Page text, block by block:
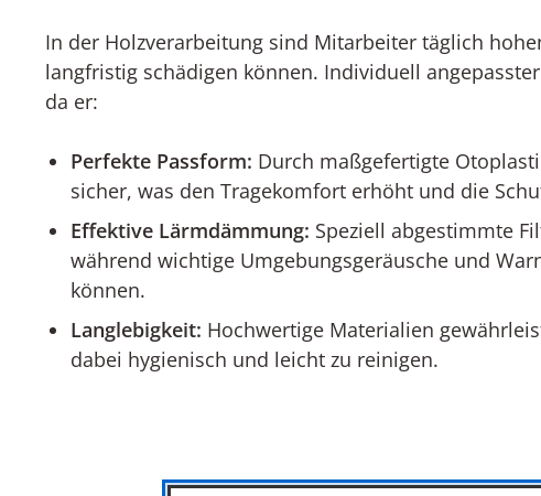
In der Holzverarbeitung sind Mitarbeiter täglich
langfristig schädigen können. Individuell
da er:
Perfekte Passform: Durch maßgefertigte
sicher, was den Tragekomfort erhöht und die
Effektive Lärmdämmung: Speziell abgestimmte
während wichtige Umgebungsgeräusche und
können.
Langlebigkeit: Hochwertige Materialien
dabei hygienisch und leicht zu reinigen.